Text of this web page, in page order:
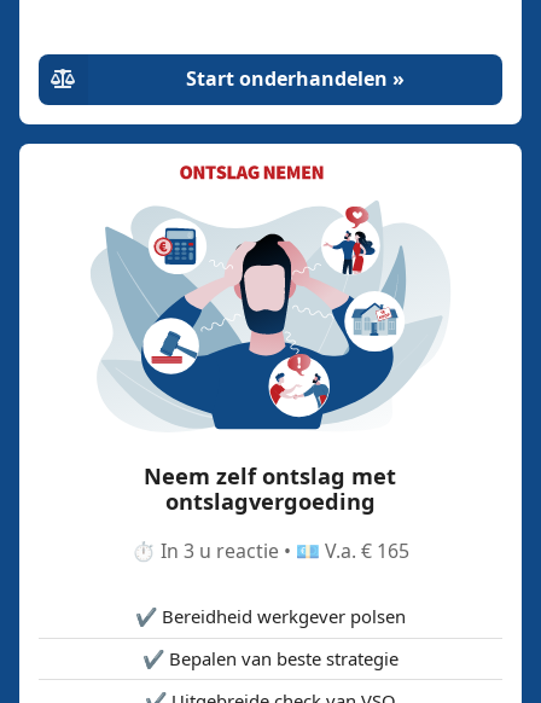
Start onderhandelen »
Neem zelf ontslag met
ontslagvergoeding
⏱️ In 3 u reactie • 💶 V.a. € 165
✔️ Bereidheid werkgever polsen
✔️ Bepalen van beste strategie